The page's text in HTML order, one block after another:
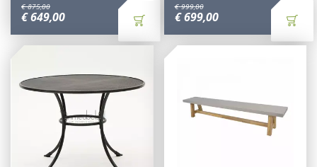
€ 875,00
€649,00
€ 999,00
€ 699,00